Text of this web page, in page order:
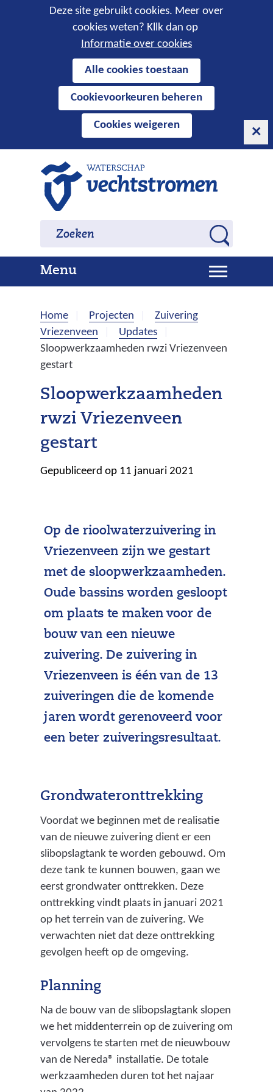
Cookies
toestaan?
Deze site gebruikt cookies. Meer over
cookies weten? Kllk dan op
Informatie over cookies
cookies
deze
website
worden
toegestaan
geweigerd.
Alle cookies toestaan
Cookievoorkeuren beheren
Cookies weigeren
naar
o
e
k
e
n
Zoeken Zoeken
MenuU
i
l
a
n
Home Projecten
Zuivering
Vriezenveen
Updates
Sloopwerkzaamheden rwzi Vriezenveen
gestart
Sloopwerkzaamheden
rwzi Vriezenveen
gestart
Gepubliceerd op 11 januari 2021
Op de rioolwaterzuivering in
Vriezenveen zijn we gestart
met de sloopwerkzaamheden.
Oude bassins worden gesloopt
om plaats te maken voor de
bouw van een nieuwe
zuivering. De zuivering in
Vriezenveen is één van de 13
zuiveringen die de komende
jaren wordt gerenoveerd voor
een beter zuiveringsresultaat.
Grondwateronttrekking
Voordat we beginnen met de realisatie
van de nieuwe zuivering dient er een
slibopslagtank te worden gebouwd. Om
deze tank te kunnen bouwen, gaan we
eerst grondwater onttrekken. Deze
onttrekking vindt plaats in januari 2021
op het terrein van de zuivering. We
verwachten niet dat deze onttrekking
gevolgen heeft op de omgeving.
Planning
Na de bouw van de slibopslagtank slopen
we het middenterrein op de zuivering om
vervolgens te starten met de nieuwbouw
van de Nereda® installatie. De totale
werkzaamheden duren tot het najaar